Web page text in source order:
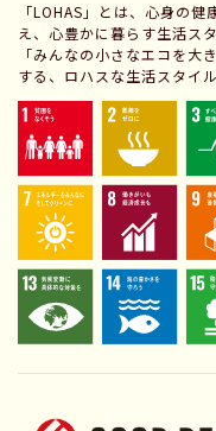
「LOHAS」とは、心身の
え、心豊かに暮らす生活ス
「みんなの小さなエコを大
する、ロハスな生活スタイ